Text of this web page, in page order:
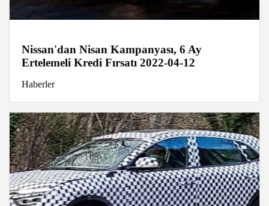
Nissan'dan Nisan Kampanyası, 6 Ay
Ertelemeli Kredi Fırsatı 2022-04-12
Haberler